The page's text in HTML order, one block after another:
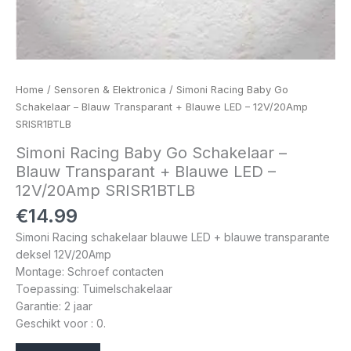
Home / Sensoren & Elektronica / Simoni Racing Baby Go
Schakelaar – Blauw Transparant + Blauwe LED – 12V/20Amp
SRISR1BTLB
Simoni Racing Baby Go Schakelaar –
Blauw Transparant + Blauwe LED –
12V/20Amp SRISR1BTLB
€14.99
Simoni Racing schakelaar blauwe LED + blauwe transparante
deksel 12V/20Amp
Montage: Schroef contacten
Toepassing: Tuimelschakelaar
Garantie: 2 jaar
Geschikt voor : 0.